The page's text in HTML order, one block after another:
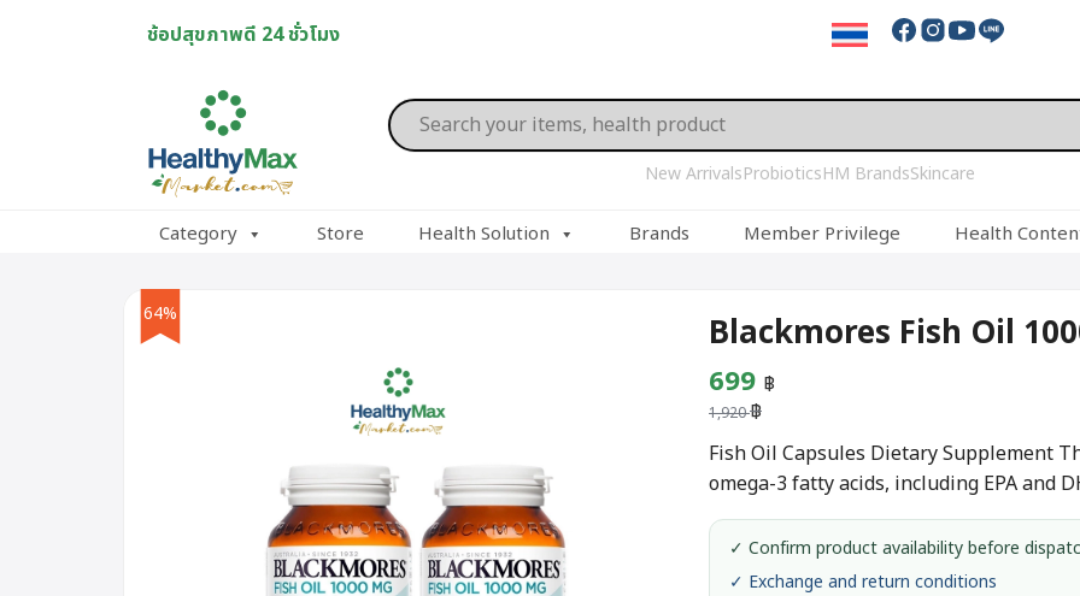
ช้อปสุขภาพดี 24 ชั่วโมง
Products
search
New ArrivalsProbioticsHM BrandsSkincare
Category Store Health Solution Brands Member Privilege Health
64% Blackmores Fish Oil
1,920฿
Original
price
was:
1,920 ฿.
699 ฿
is:
699 ฿.
Fish Oil Capsules Dietary Supplement
omega-3 fatty acids, including EPA and
✓ Confirm product availability before
✓ Exchange and return conditions